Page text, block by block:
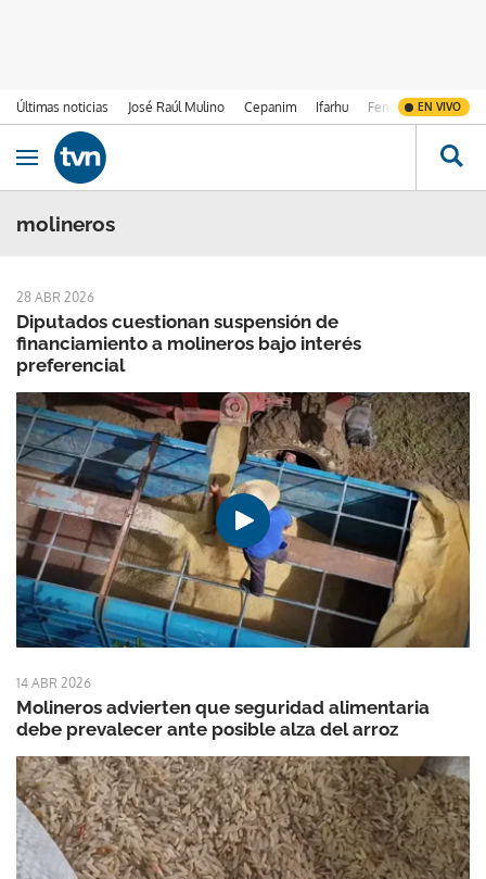
Últimas noticias José Raúl Mulino Cepanim Ifarhu Fenómeno de El
EN VIVO
Ir al contenido
Obrir navegació
molineros
28 ABR 2026
Diputados cuestionan suspensión de
financiamiento a molineros bajo interés
preferencial
14 ABR 2026
Molineros advierten que seguridad alimentaria
debe prevalecer ante posible alza del arroz